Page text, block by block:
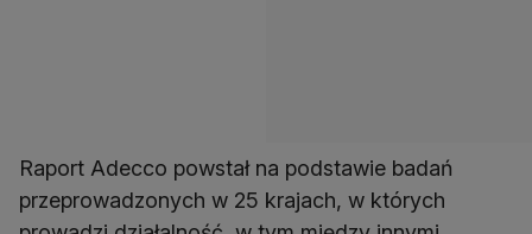
Raport Adecco powstał na podstawie badań
przeprowadzonych w 25 krajach, w których